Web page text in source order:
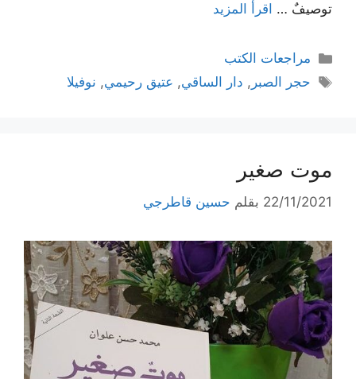
توصيفٌ … اقرأ المزيد
التصنيفات
مراجعات الكتب
الوسوم
حجر الصبر , دار الساقي, عتيق رحيمي, نوفيلا
موت صغير
22/11/2021 بقلم حسين قاطرجي